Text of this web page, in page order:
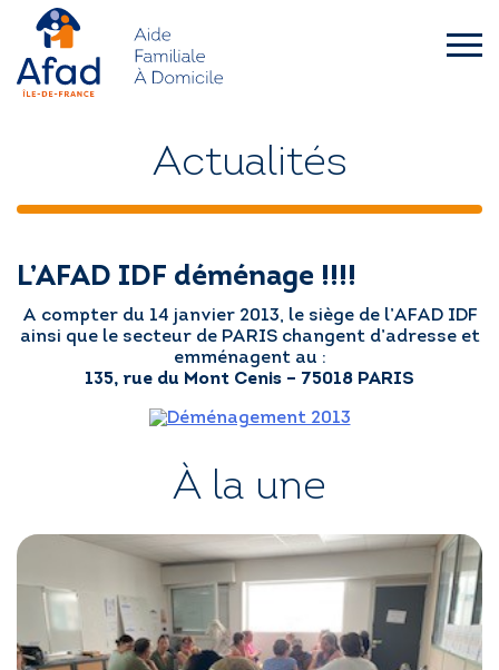
content
afad-
idf.asso.fr
QUI SOMMES-NOUS ?
FAMILLES
SENIORS – HANDICAP
L’AFAD IDF RECRUTE
DEMANDE D’INTERVENTION
RÉGLER MA FACTURE
POSTULER EN LIGNE
Actualités
L’AFAD IDF déménage !!!!
A compter du 14 janvier 2013, le siège de l’AFAD IDF
ainsi que le secteur de PARIS changent d’adresse et
emménagent au :
135, rue du Mont Cenis – 75018 PARIS
À la une